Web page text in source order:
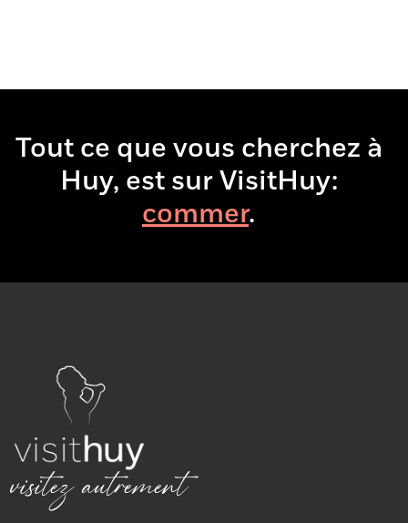
Tout ce que vous cherchez à
Huy, est sur VisitHuy:co
visitez autrement
Quai de Namur 1, 4500 Huy